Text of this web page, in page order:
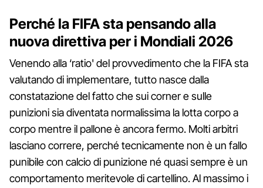
Perché la FIFA sta pensando alla
nuova direttiva per i Mondiali 2026
Venendo alla ‘ratio' del provvedimento che la FIFA sta
valutando di implementare, tutto nasce dalla
constatazione del fatto che sui corner e sulle
punizioni sia diventata normalissima la lotta corpo a
corpo mentre il pallone è ancora fermo. Molti arbitri
lasciano correre, perché tecnicamente non è un fallo
punibile con calcio di punizione né quasi sempre è un
comportamento meritevole di cartellino. Al massimo i